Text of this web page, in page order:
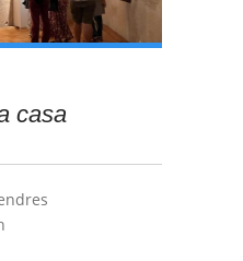
casa